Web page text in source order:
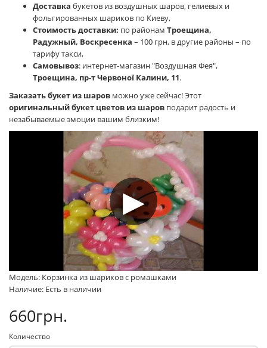
Доставка букетов из воздушных шаров, гелиевых и
фольгированных шариков по Киеву,
Стоимость доставки: по районам Троещина,
Радужный, Воскресенка – 100 грн, в другие районы – по
тарифу такси,
Самовывоз: интернет-магазин "Воздушная Фея",
Троещина, пр-т Червоної Калини, 11.
Заказать букет из шаров можно уже сейчас! Этот
оригинальный букет цветов из шаров подарит радость и
незабываемые эмоции вашим близким!
Модель: Корзинка из шариков с ромашками
Наличие: Есть в наличии
660грн.
Количество